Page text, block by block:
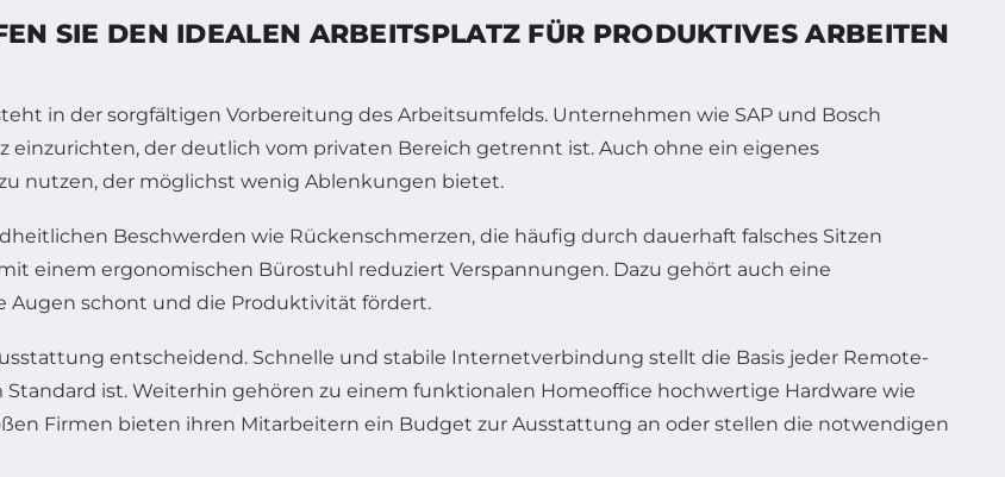
SIE DEN IDEALEN ARBEITSPLATZ FÜR PRODUKTIVES ARBEITEN
in der sorgfältigen Vorbereitung des Arbeitsumfelds. Unternehmen wie SAP und Bosch
der deutlich vom privaten Bereich getrennt ist. Auch ohne ein eigenes
nutzen, der möglichst wenig Ablenkungen bietet.
Beschwerden wie Rückenschmerzen, die häufig durch dauerhaft falsches Sitzen
einem ergonomischen Bürostuhl reduziert Verspannungen. Dazu gehört auch eine
Augen schont und die Produktivität fördert.
entscheidend. Schnelle und stabile Internetverbindung stellt die Basis jeder Remote-
ist. Weiterhin gehören zu einem funktionalen Homeoffice hochwertige Hardware wie
Firmen bieten ihren Mitarbeitern ein Budget zur Ausstattung an oder stellen die notwendigen